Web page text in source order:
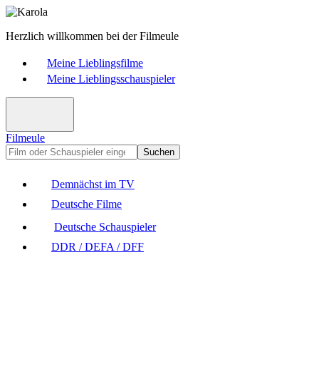
Herzlich willkommen bei der Filmeule
Meine Lieblingsfilme
Meine Lieblingsschauspieler
Filmeule
Suchen
Demnächst im TV
Deutsche Filme
Deutsche Schauspieler
DDR / DEFA / DFF